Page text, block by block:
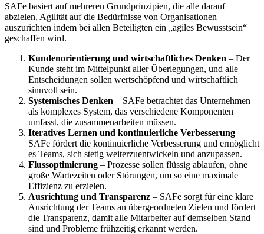
SAFe basiert auf mehreren Grundprinzipien, die alle darauf
abzielen, Agilität auf die Bedürfnisse von Organisationen
auszurichten indem bei allen Beteiligten ein „agiles Bewusstsein“
geschaffen wird.
Kundenorientierung und wirtschaftliches Denken – Der
Kunde steht im Mittelpunkt aller Überlegungen, und alle
Entscheidungen sollen wertschöpfend und wirtschaftlich
sinnvoll sein.
Systemisches Denken – SAFe betrachtet das Unternehmen
als komplexes System, das verschiedene Komponenten
umfasst, die zusammenarbeiten müssen.
Iteratives Lernen und kontinuierliche Verbesserung –
SAFe fördert die kontinuierliche Verbesserung und ermöglicht
es Teams, sich stetig weiterzuentwickeln und anzupassen.
Flussoptimierung – Prozesse sollen flüssig ablaufen, ohne
große Wartezeiten oder Störungen, um so eine maximale
Effizienz zu erzielen.
Ausrichtung und Transparenz – SAFe sorgt für eine klare
Ausrichtung der Teams an übergeordneten Zielen und fördert
die Transparenz, damit alle Mitarbeiter auf demselben Stand
sind und Probleme frühzeitig erkannt werden.